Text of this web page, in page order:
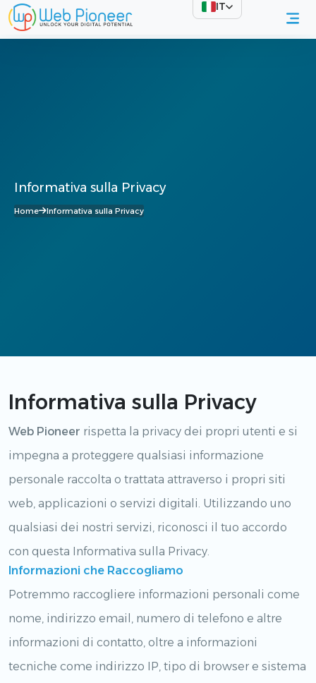
IT
Informativa sulla Privacy
Home Informativa sulla Privacy
Informativa sulla Privacy
Web Pioneer rispetta la privacy dei propri utenti e si
impegna a proteggere qualsiasi informazione
personale raccolta o trattata attraverso i propri siti
web, applicazioni o servizi digitali. Utilizzando uno
qualsiasi dei nostri servizi, riconosci il tuo accordo
con questa Informativa sulla Privacy.
Informazioni che Raccogliamo
Potremmo raccogliere informazioni personali come
nome, indirizzo email, numero di telefono e altre
informazioni di contatto, oltre a informazioni
tecniche come indirizzo IP, tipo di browser e sistema